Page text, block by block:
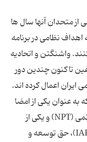
از متحدان آنها سال ها
نظامی در برنامه
واشنگتن و اتحادیه
تاکنون چندین دور
اعمال کرده ‌اند.
به عنوان یکی از امضا
کنندگان پیمان منع گسترش تسلیحات اتمی (NPT) و یکی از
اعضای آژانس بین المللی انرژی اتمی (IAEA)، حق توسعه و